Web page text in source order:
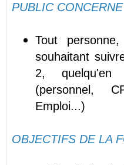
PUBLIC CONCERNE
Tout
souhaitant
2, quelqu'en
(personnel,
Emploi...)
OBJECTIFS DE LA